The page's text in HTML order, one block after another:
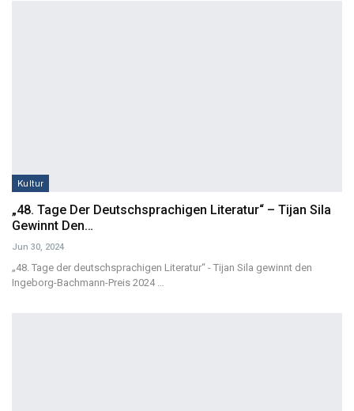
Kultur
„48. Tage Der Deutschsprachigen Literatur“ – Tijan Sila
Gewinnt Den…
Jun 30, 2024
„48. Tage der deutschsprachigen Literatur“ - Tijan Sila gewinnt den
Ingeborg-Bachmann-Preis 2024 …